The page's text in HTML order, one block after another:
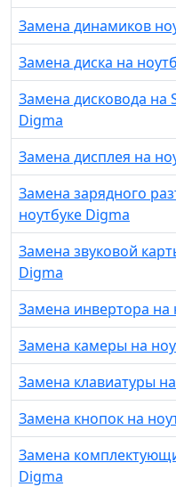
Замена динамиков
Замена диска на
Замена дисковода на
Digma
Замена дисплея на
Замена зарядного
ноутбуке Digma
Замена звуковой
Digma
Замена инвертора на
Замена камеры на
Замена клавиатуры
Замена кнопок на
Замена
Digma